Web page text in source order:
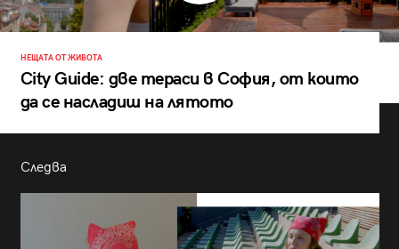
НЕЩАТА ОТ ЖИВОТА
City Guide: две тераси в София, от които
да се насладиш на лятото
Следва